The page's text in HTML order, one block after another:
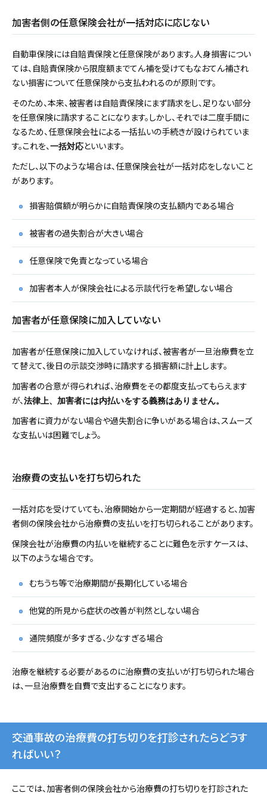
加害者側の任意保険会社が一括対応に応じない
自動車保険には自賠責保険と任意保険があります。人身損害につい
ては、自賠責保険から限度額までてん補を受けてもなおてん補され
ない損害について任意保険から支払われるのが原則です。
そのため、本来、被害者は自賠責保険にまず請求をし、足りない部分
を任意保険に請求することになります。しかし、それでは二度手間に
なるため、任意保険会社による一括払いの手続きが設けられていま
す。これを、一括対応といいます。
ただし、以下のような場合は、任意保険会社が一括対応をしないこと
があります。
損害賠償額が明らかに自賠責保険の支払額内である場合
被害者の過失割合が大きい場合
任意保険で免責となっている場合
加害者本人が保険会社による示談代行を希望しない場合
加害者が任意保険に加入していない
加害者が任意保険に加入していなければ、被害者が一旦治療費を立
て替えて、後日の示談交渉時に請求する損害額に計上します。
加害者の合意が得られれば、治療費をその都度支払ってもらえます
が、法律上、加害者には内払いをする義務はありません。
加害者に資力がない場合や過失割合に争いがある場合は、スムーズ
な支払いは困難でしょう。
治療費の支払いを打ち切られた
一括対応を受けていても、治療開始から一定期間が経過すると、加害
者側の保険会社から治療費の支払いを打ち切られることがあります。
保険会社が治療費の内払いを継続することに難色を示すケースは、
以下のような場合です。
むちうち等で治療期間が長期化している場合
他覚的所見から症状の改善が判然としない場合
通院頻度が多すぎる、少なすぎる場合
治療を継続する必要があるのに治療費の支払いが打ち切られた場合
は、一旦治療費を自費で支出することになります。
交通事故の治療費の打ち切りを打診されたらどうす
ればいい？
ここでは、加害者側の保険会社から治療費の打ち切りを打診された